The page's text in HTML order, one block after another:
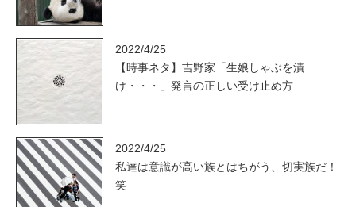
2022/4/25
【時事ネタ】吉野家「生娘しゃぶを漬
け・・・」発言の正しい受け止め方
2022/4/25
私達は意識が高い族とはちがう、切実族だ！
笑